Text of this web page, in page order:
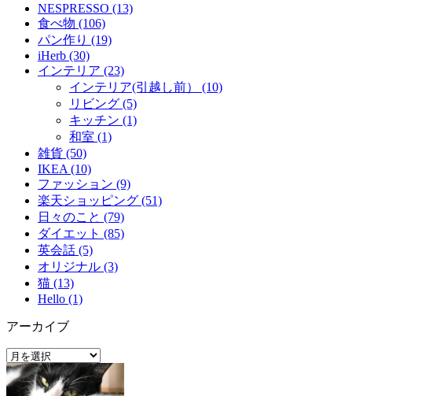
NESPRESSO (13)
食べ物 (106)
パン作り (19)
iHerb (30)
インテリア (23)
インテリア(引越し前） (10)
リビング (5)
キッチン (1)
和室 (1)
雑貨 (50)
IKEA (10)
ファッション (9)
楽天ショッピング (51)
日々のこと (79)
ダイエット (85)
英会話 (5)
オリジナル (3)
猫 (13)
Hello (1)
アーカイブ
ア
ー
カ